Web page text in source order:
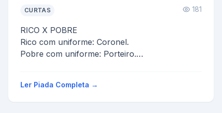
CURTAS 181
RICO X POBRE
Rico com uniforme: Coronel.
Pobre com uniforme: Porteiro.
Rico com unhas pint...
Ler Piada Completa →